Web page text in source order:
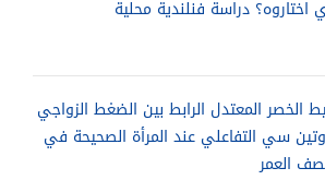
اختاروه؟ دراسة فنلندية محلية
الخصر المعتدل الرابط بين الضغط الزواجي
سي التفاعلي عند المرأة الصحيحة في
العمر